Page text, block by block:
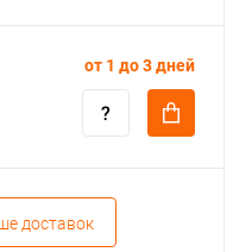
от 1 до 3 дней
доставок